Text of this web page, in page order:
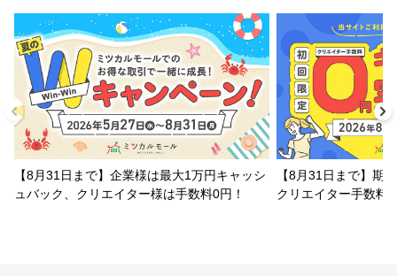
【8月31日まで】企業様は最大1万円キャッシ
ュバック、クリエイター様は手数料0円！
【8月31日まで】期
クリエイター手数料